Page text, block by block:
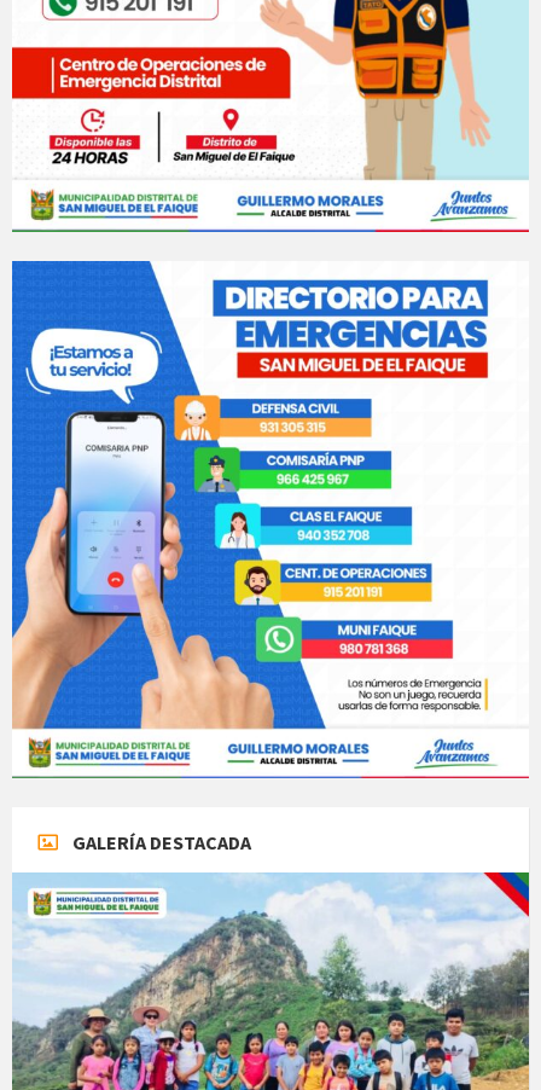
GALERÍA DESTACADA